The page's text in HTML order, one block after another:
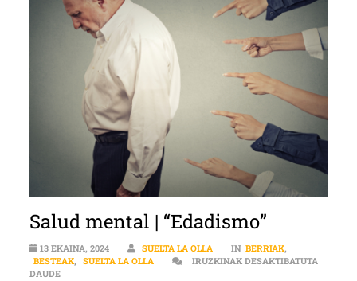
Salud mental | “Edadismo”
13 EKAINA, 2024 SUELTA LA OLLA IN BERRIAK,
BESTEAK, SUELTA LA OLLA
IRUZKINAK DESAKTIBATUTA
DAUDESALUD MENTAL | “EDADISMO” SARRERAN